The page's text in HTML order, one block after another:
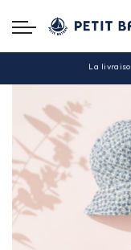
La
-10% pour tout